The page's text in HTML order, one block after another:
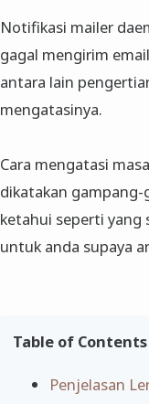
Notifikasi mailer
gagal mengirim
antara lain
mengatasinya.
Cara mengatasi
dikatakan gampang-
ketahui seperti yang
untuk anda supaya
Table of Contents
Penjelasan